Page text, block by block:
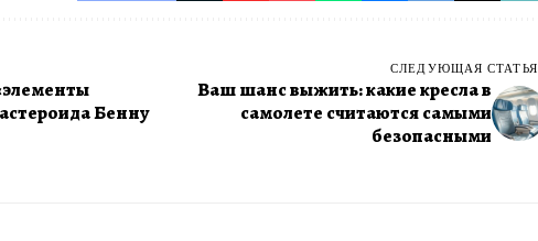
Бенну
СЛЕДУЮЩАЯ СТАТЬЯ
Ваш шанс выжить: какие кресла в
самолете считаются самыми
безопасными